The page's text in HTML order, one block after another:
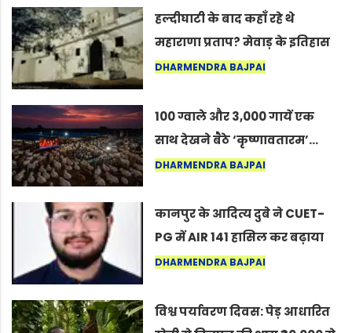
हल्दीघाटी के बाद कहाँ रहे थे
महाराणा प्रताप? मेवाड़ के इतिहास
का वह अनकहा अध्याय जो आज भी
DHARMENDRA BAJPAI
100 ग्वाले और 3,000 गायें एक
साथ देखने बैठे ‘कृष्णावतारम’…
नागपुर में दिखा ऐसा नज़ारा कि
कर सकते हैं”
DHARMENDRA BAJPAI
कानपुर के आदित्य दुबे ने CUET-
PG में AIR 141 हासिल कर बढ़ाया
शहर का मान
DHARMENDRA BAJPAI
विश्व पर्यावरण दिवस: पेड़ आधारित